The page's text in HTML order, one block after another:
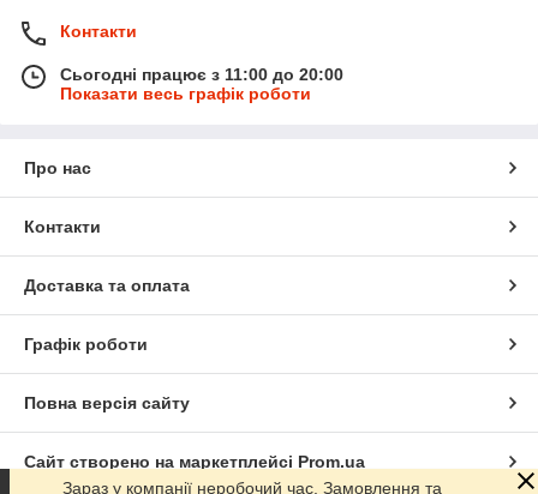
Контакти
Сьогодні працює з 11:00 до 20:00
Показати весь графік роботи
Про нас
Контакти
Доставка та оплата
Графік роботи
Повна версія сайту
Сайт створено на маркетплейсі Prom.ua
Зараз у компанії неробочий час. Замовлення та